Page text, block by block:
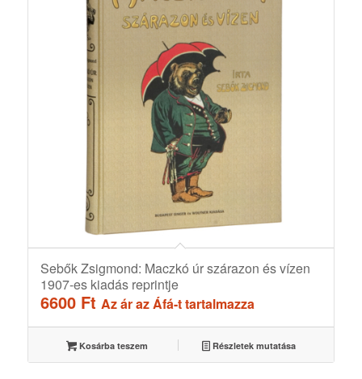
Sebők Zsigmond: Maczkó úr szárazon és vízen
1907-es kiadás reprintje
6600 Ft Az ár az Áfá-t tartalmazza
Kosárba teszem Részletek mutatása